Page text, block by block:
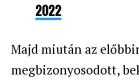
2022
Majd miután az
megbizonyosodott,